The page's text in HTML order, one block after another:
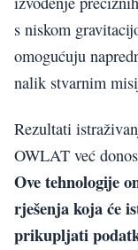
s niskom
omogućuju
nalik stvarnim
Rezultati
OWLAT već
Ove tehnologije
rješenja koja će
prikupljati